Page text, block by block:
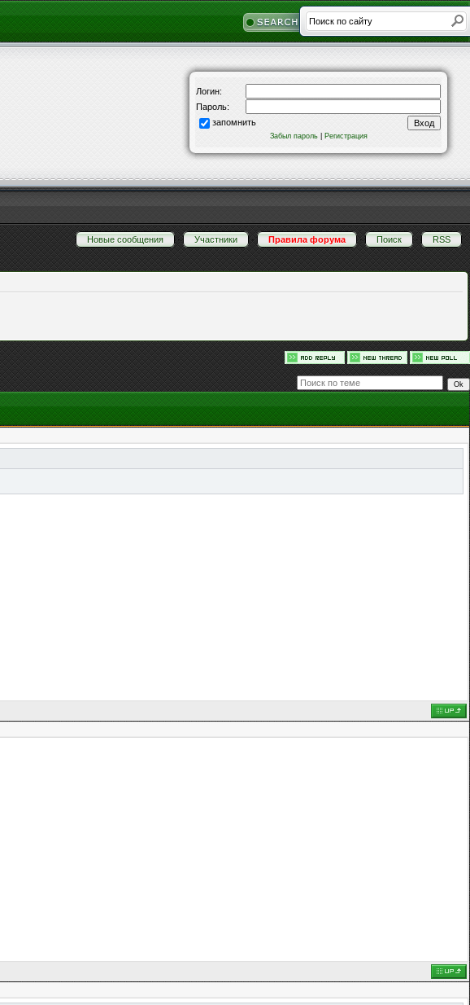
Логин:
Пароль:
запомнить
Забыл пароль| Регистрация
Новые сообщения · Участники · Правила форума · Поиск · RSS